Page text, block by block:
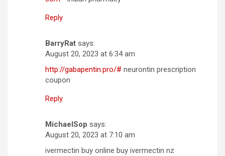
Reply
BarryRat says:
August 20, 2023 at 6:34 am
http://gabapentin.pro/# neurontin prescription
coupon
Reply
MichaelSop says:
August 20, 2023 at 7:10 am
ivermectin buy online buy ivermectin nz